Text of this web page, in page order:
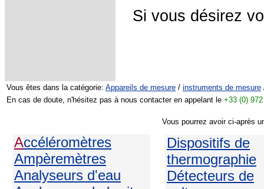
Si vous désirez
Vous êtes dans la catégorie: Appareils de mesure / instruments de mesure
En cas de doute, n'hésitez pas à nous contacter en appelant le +33 (0)
Vous pourrez avoir ci-après
Accéléromètres
Ampèremètres
Analyseurs d'eau
Dispositifs de
thermographie
Détecteurs de